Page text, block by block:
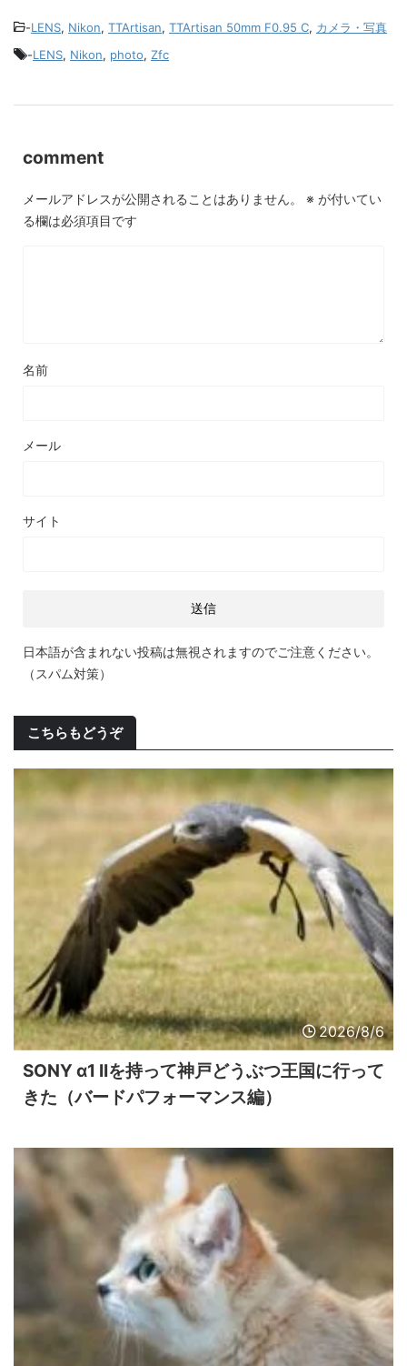
-LENS, Nikon, TTArtisan, TTArtisan 50mm F0.95 C, カメラ・写真
-LENS, Nikon, photo, Zfc
comment
メールアドレスが公開されることはありません。 ※ が付いてい
る欄は必須項目です
名前
メール
サイト
日本語が含まれない投稿は無視されますのでご注意ください。
（スパム対策）
こちらもどうぞ
2026/8/6
SONY α1 IIを持って神戸どうぶつ王国に行って
きた（バードパフォーマンス編）